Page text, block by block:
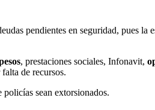
pendientes en seguridad, pues la
, prestaciones sociales, Infonavit,
de recursos.
policías sean extorsionados.